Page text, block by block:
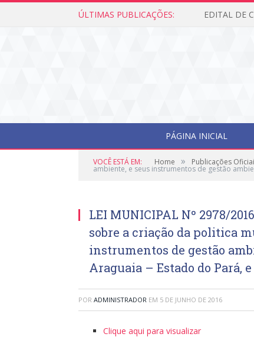
ÚLTIMAS PUBLICAÇÕES:
PÁGINA INICIAL
VOCÊ ESTÁ EM: Home » Publicações
ambiente, e seus instrumentos de gestão
LEI MUNICIPAL Nº 2978/
sobre a criação da politica
instrumentos de gestão
Araguaia – Estado do Pará,
POR ADMINISTRADOR EM 5 DE JUNHO DE 2016
Clique aqui para visualizar